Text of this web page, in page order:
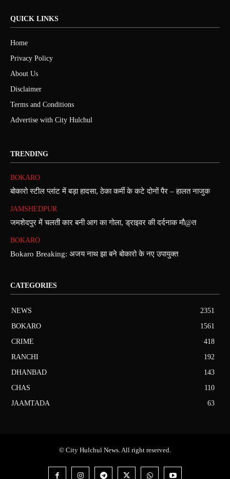
QUICK LINKS
Home
Privacy Policy
About Us
Disclaimer
Terms and Conditions
Advertise with City Hulchul
TRENDING
BOKARO
बोकारो स्टील प्लांट में बड़ा हादसा, ठेका कर्मी के कटे दोनों पैर – हालत नाजुक
JAMSHEDPUR
जमशेदपुर में चलती कार बनी आग का गोला, ड्राइवर की दर्दनाक मौ@त
BOKARO
Bokaro Breaking: अजय नाथ झा बने बोकारो के नए उपायुक्त
CATEGORIES
NEWS
2351
BOKARO
1561
CRIME
418
RANCHI
192
DHANBAD
143
CHAS
110
JAAMTADA
63
© City Hulchul News. All right reserved.